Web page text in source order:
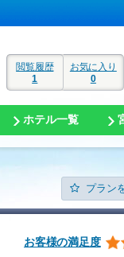
閲覧履歴
1
お気に入り
0
ホテル一覧
プラン
お客様の満足度